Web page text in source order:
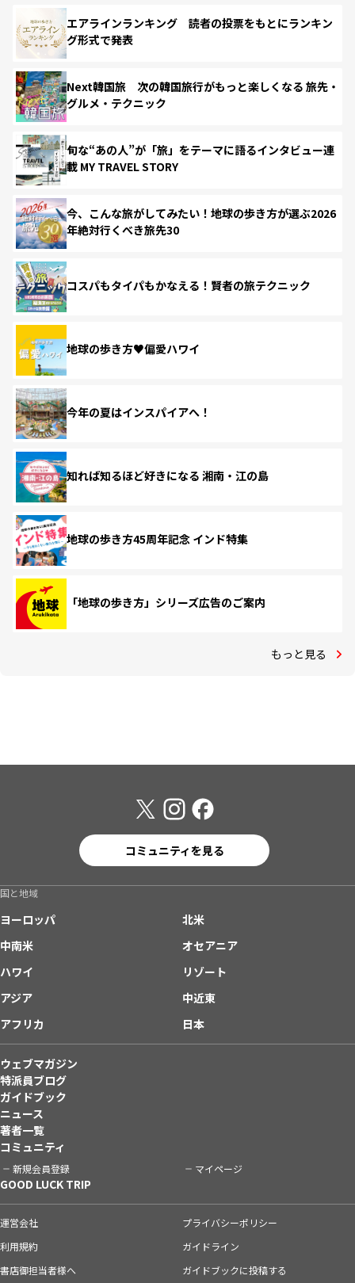
エアラインランキング 読者の投票をもとにランキン
グ形式で発表
Next韓国旅 次の韓国旅行がもっと楽しくなる 旅先・
グルメ・テクニック
旬な“あの人”が「旅」をテーマに語るインタビュー連
載 MY TRAVEL STORY
今、こんな旅がしてみたい！地球の歩き方が選ぶ2026
年絶対行くべき旅先30
コスパもタイパもかなえる！賢者の旅テクニック
地球の歩き方♥偏愛ハワイ
今年の夏はインスパイアへ！
知れば知るほど好きになる 湘南・江の島
地球の歩き方45周年記念 インド特集
「地球の歩き方」シリーズ広告のご案内
もっと見る
コミュニティを見る
国と地域
ヨーロッパ
北米
中南米
オセアニア
ハワイ
リゾート
アジア
中近東
アフリカ
日本
ウェブマガジン
特派員ブログ
ガイドブック
ニュース
著者一覧
コミュニティ
新規会員登録 マイページ
GOOD LUCK TRIP
運営会社
プライバシーポリシー
利用規約
ガイドライン
書店御担当者様へ
ガイドブックに投稿する